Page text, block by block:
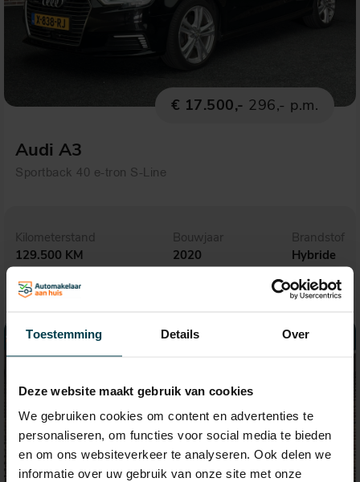
Toestemming Details Over
Deze website maakt gebruik van cookies
We gebruiken cookies om content en advertenties te
personaliseren, om functies voor social media te bieden
en om ons websiteverkeer te analyseren. Ook delen we
informatie over uw gebruik van onze site met onze
€ 17.500,- 296,- p.m.
Audi A3
Sportback 40 e-tron S-Line
Kilometerstand
129.500 KM
Bouwjaar
2020
Brandstof
Hybride